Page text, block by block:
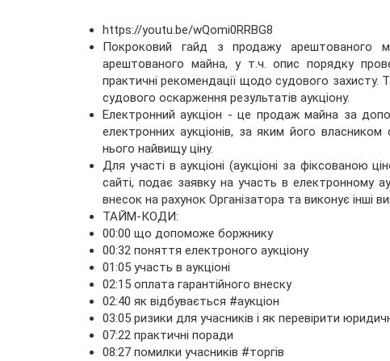
https://youtu.be/wQomi0RRBG8
Покроковий гайд з продажу арештованого
арештованого майна, у т.ч. опис порядку
практичні рекомендації щодо судового
судового оскарження результатів аукціону.
Електронний аукціон - це продаж майна за
електронних аукціонів, за яким його
нього найвищу ціну.
Для участі в аукціоні (аукціоні за фіксованою
сайті, подає заявку на участь в електронному
внесок на рахунок Організатора та виконує інші
ТАЙМ-КОДИ:
00:00 що допоможе боржнику
00:32 поняття електроного аукціону
01:05 участь в аукціоні
02:15 оплата гарантійного внеску
02:40 як відбувається #аукціон
03:05 ризики для учасників і як перевірити
07:22 практичні поради
08:27 помилки учасників #торгів